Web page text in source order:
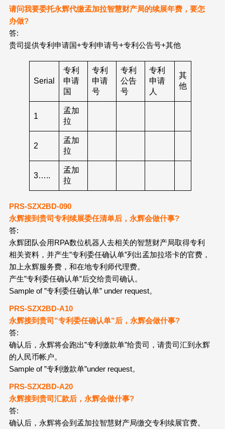
请问我要委托永辉代缴孟加拉智慧财产局的续展年费，要怎
办做?
答:
贵司提供专利申请国+专利申请号+专利公告号+其他
Serial
专利
申请
国
专利
申请
号
专利
公告
号
专利
申请
人
其
他
1
孟加
拉
2
孟加
拉
3…..
孟加
拉
PRS-SZX2BD-090
永辉接到贵司专利续展委任清单后，永辉会做什事?
答:
永辉团队会用RPA数位机器人去相关的智慧财产局取得专利
相关资料，并产生”专利委任确认单”列出孟加拉塔卡的官费，
加上永辉服务费，和在地专利师代理费。
产生”专利委任确认单”后交给贵司确认。
Sample of ”专利委任确认单” under request。
PRS-SZX2BD-A10
永辉接到贵司”专利委任确认单”后，永辉会做什事?
答:
确认后，永辉将会跑出”专利缴款单”给贵司，请贵司汇到永辉
的人民币帐户。
Sample of ”专利缴款单”under request。
PRS-SZX2BD-A20
永辉接到贵司汇款后，永辉会做什事?
答:
确认后，永辉将会到孟加拉智慧财产局缴交专利续展官费。